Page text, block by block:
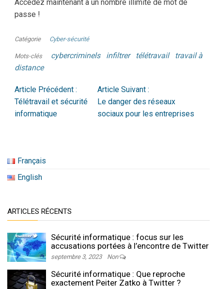
Accédez maintenant à un nombre illimité de mot de
passe !
Catégorie Cyber-sécurité
Mots-clés cybercriminels infiltrer télétravail
travail à
distance
Article Précédent :
Télétravail et sécurité
informatique
Article Suivant :
Le danger des réseaux
sociaux pour les entreprises
Français
English
ARTICLES RÉCENTS
Sécurité informatique : focus sur les
accusations portées à l’encontre de Twitter
septembre 3, 2023 Non
Sécurité informatique : Que reproche
exactement Peiter Zatko à Twitter ?